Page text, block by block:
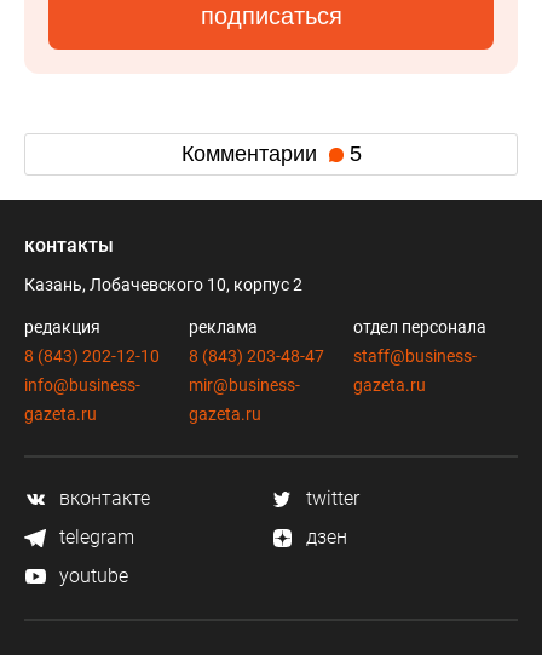
подписаться
Комментарии 5
контакты
Казань, Лобачевского 10, корпус 2
редакция
8 (843) 202-12-10
info@business-
gazeta.ru
реклама
8 (843) 203-48-47
mir@business-
gazeta.ru
отдел персонала
staff@business-
gazeta.ru
вконтакте
twitter
telegram
дзен
youtube